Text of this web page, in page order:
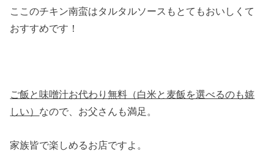
ここのチキン南蛮はタルタルソースもとてもおいしくて
おすすめです！
ご飯と味噌汁お代わり無料（白米と麦飯を選べるのも嬉
しい） なので、お父さんも満足。
家族皆で楽しめるお店ですよ。